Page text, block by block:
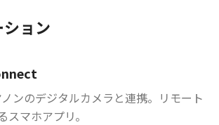
ョン
ンのデジタルカメラと連携。リモート
スマホアプリ。